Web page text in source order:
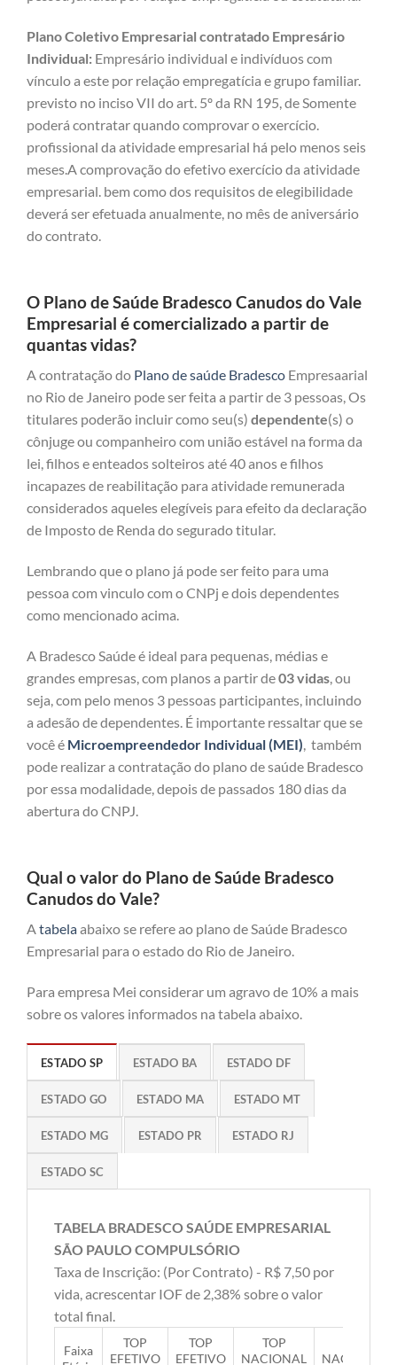
Plano Coletivo Empresarial contratado Empresário
Individual: Empresário individual e indivíduos com
vínculo a este por relação empregatícia e grupo familiar.
previsto no inciso VII do art. 5º da RN 195, de Somente
poderá contratar quando comprovar o exercício.
profissional da atividade empresarial há pelo menos seis
meses.A comprovação do efetivo exercício da atividade
empresarial. bem como dos requisitos de elegibilidade
deverá ser efetuada anualmente, no mês de aniversário
do contrato.
O Plano de Saúde Bradesco Canudos do Vale
Empresarial é comercializado a partir de
quantas vidas?
A contratação do Plano de saúde Bradesco Empresaarial
no Rio de Janeiro pode ser feita a partir de 3 pessoas, Os
titulares poderão incluir como seu(s) dependente(s) o
cônjuge ou companheiro com união estável na forma da
lei, filhos e enteados solteiros até 40 anos e filhos
incapazes de reabilitação para atividade remunerada
considerados aqueles elegíveis para efeito da declaração
de Imposto de Renda do segurado titular.
Lembrando que o plano já pode ser feito para uma
pessoa com vinculo com o CNPj e dois dependentes
como mencionado acima.
A Bradesco Saúde é ideal para pequenas, médias e
grandes empresas, com planos a partir de03 vidas, ou
seja, com pelo menos 3 pessoas participantes, incluindo
a adesão de dependentes. É importante ressaltar que se
você é Microempreendedor Individual (MEI), também
pode realizar a contratação do plano de saúde Bradesco
por essa modalidade, depois de passados 180 dias da
abertura do CNPJ.
Qual o valor do Plano de Saúde Bradesco
Canudos do Vale?
Atabelaabaixo se refere ao plano de Saúde Bradesco
Empresarial para o estado do Rio de Janeiro.
Para empresa Mei considerar um agravo de 10% a mais
sobre os valores informados na tabela abaixo.
ESTADO SP ESTADO BA ESTADO DF
ESTADO GO ESTADO MA ESTADO MT
ESTADO MG ESTADO PR ESTADO RJ
ESTADO SC
TABELA BRADESCO SAÚDE EMPRESARIAL
SÃO PAULO COMPULSÓRIO
Taxa de Inscrição: (Por Contrato) - R$ 7,50 por
vida, acrescentar IOF de 2,38% sobre o valor
total final.
Faixa
TOP
EFETIVO
TOP
EFETIVO
TOP
NACIONAL
NACIONAL